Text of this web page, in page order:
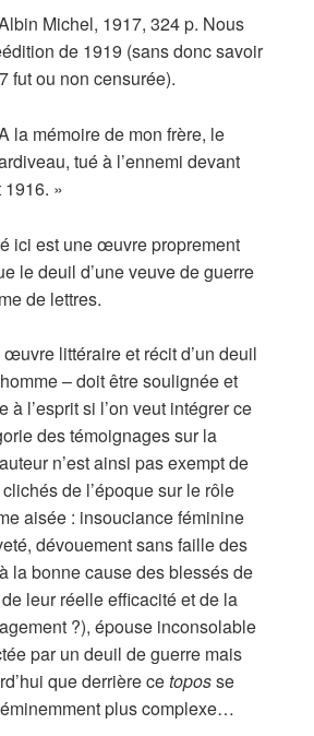
Michel, 1917, 324 p. Nous
de 1919 (sans donc savoir
fut ou non censurée).
la mémoire de mon frère, le
tué à l’ennemi devant
»
ici est une œuvre proprement
le deuil d’une veuve de guerre
de lettres.
littéraire et récit d’un deuil
– doit être soulignée et
à l’esprit si l’on veut intégrer ce
des témoignages sur la
n’est ainsi pas exempt de
de l’époque sur le rôle
aisée : insouciance féminine
dévouement sans faille des
la bonne cause des blessés de
de leur réelle efficacité et de la
?), épouse inconsolable
par un deuil de guerre mais
que derrière cetoposse
plus complexe…